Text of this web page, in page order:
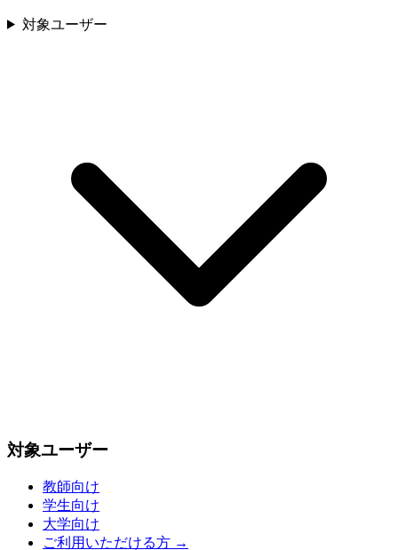
対象ユーザー
対象ユーザー
教師向け
学生向け
大学向け
ご利用いただける方 →